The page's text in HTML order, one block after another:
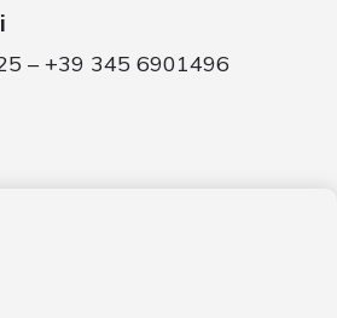
– +39 345 6901496